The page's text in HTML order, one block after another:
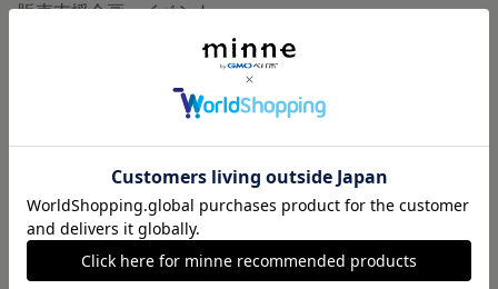
販売支援企画・イベント
minneとものづくりと
minne学習帖
minneの本
企業の方へ